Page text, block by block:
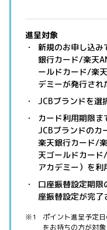
進呈対象
新規のお申し込
銀行カード/楽天
ールドカード/楽
デミーが発行され
JCBブランドを
カード利用期限
JCBブランドのカ
楽天銀行カード/
天ゴールドカー
アカデミー）を
口座振替設定期限
座振替設定が完
ポイント進呈予定
をお持ちの方が対象